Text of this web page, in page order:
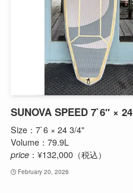
SUNOVA SPEED 7`6″ ×
Size：7`6 × 24 3/4"
Volume：79.9L
price：¥132,000（税込）
February 20, 2026